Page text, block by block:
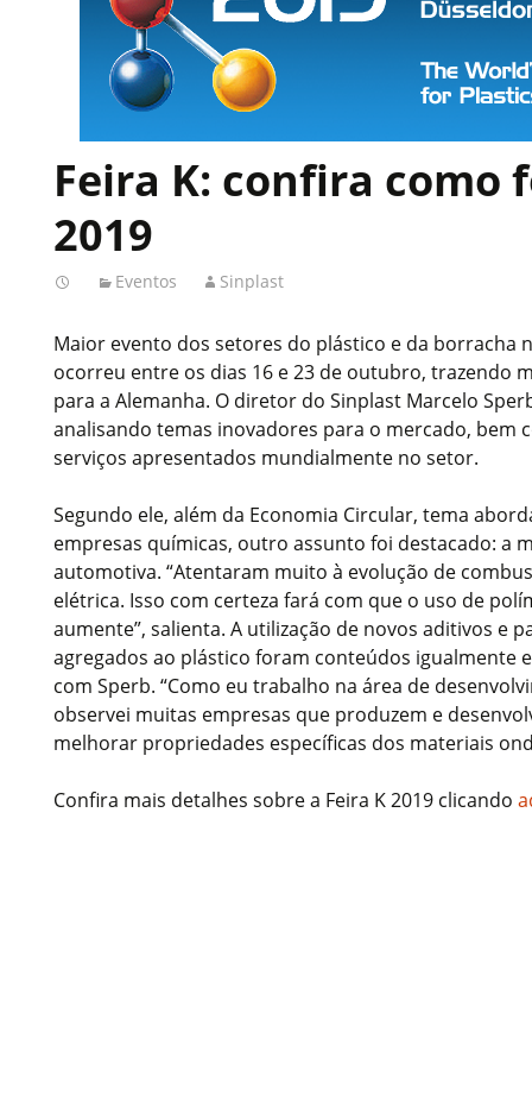
Feira K: confira como
2019
Eventos Sinplast
Maior evento dos setores do plástico e da borracha
ocorreu entre os dias 16 e 23 de outubro, trazendo
para a Alemanha. O diretor do Sinplast Marcelo
analisando temas inovadores para o mercado, bem
serviços apresentados mundialmente no setor.
Segundo ele, além da Economia Circular, tema
empresas químicas, outro assunto foi destacado: a
automotiva. “Atentaram muito à evolução de
elétrica. Isso com certeza fará com que o uso de
aumente”, salienta. A utilização de novos aditivos e
agregados ao plástico foram conteúdos igualmente
com Sperb. “Como eu trabalho na área de
observei muitas empresas que produzem e
melhorar propriedades específicas dos materiais
Confira mais detalhes sobre a Feira K 2019 clicando